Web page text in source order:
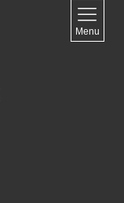
Menu